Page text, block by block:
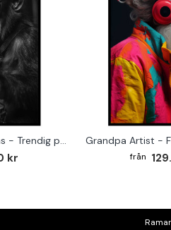
Monkey on the Drums - Trendig poster
kr
Grandpa Artist -
Ramar